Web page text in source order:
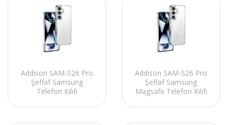
Addison SAM-S26 Pro
Şeffaf Samsung
Telefon Kılıfı
Addison SAM-S26 Pro
Şeffaf Samsung
Magsafe Telefon Kılıfı